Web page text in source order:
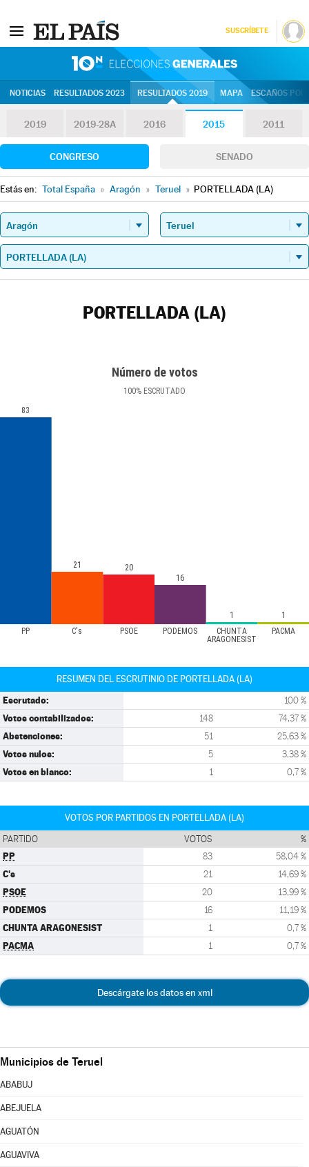
SUSCRÍBETE
NOTICIAS RESULTADOS 2023 RESULTADOS 2019 MAPA ESCAÑOS
2019 2019-28A 2016 2015 2011
CONGRESO SENADO
Estás en: Total España » Aragón » Teruel » PORTELLADA (LA)
PORTELLADA (LA)
Número de votos
100% ESCRUTADO
PP C's PSOE PODEMOS
CHUNTA
ARAGONESIST
PACMA
83
21
20
16
1 1
RESUMEN DEL ESCRUTINIO DE PORTELLADA (LA)
Escrutado: 100 %
Votos contabilizados: 148 74,37 %
Abstenciones: 51 25,63 %
Votos nulos: 5 3,38 %
Votos en blanco: 1 0,7 %
VOTOS POR PARTIDOS EN PORTELLADA (LA)
PARTIDO VOTOS %
PP 83 58,04 %
C's 21 14,69 %
PSOE 20 13,99 %
PODEMOS 16 11,19 %
CHUNTA ARAGONESIST 1 0,7 %
PACMA 1 0,7 %
Descárgate los datos en xml
Municipios de Teruel
ABABUJ
ABEJUELA
AGUATÓN
AGUAVIVA